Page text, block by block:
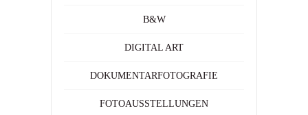
B&W
DIGITAL ART
DOKUMENTARFOTOGRAFIE
FOTOAUSSTELLUNGEN